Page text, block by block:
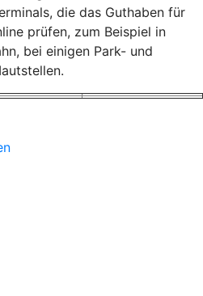
die das Guthaben für
prüfen, zum Beispiel in
bei einigen Park- und